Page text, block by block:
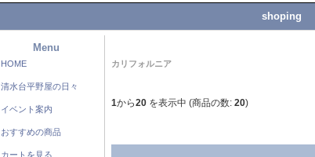
shoping
Menu
HOME
清水台平野屋の日々
イベント案内
おすすめの商品
カートを見る
カリフォルニア
1から20 を表示中 (商品の数: 20)